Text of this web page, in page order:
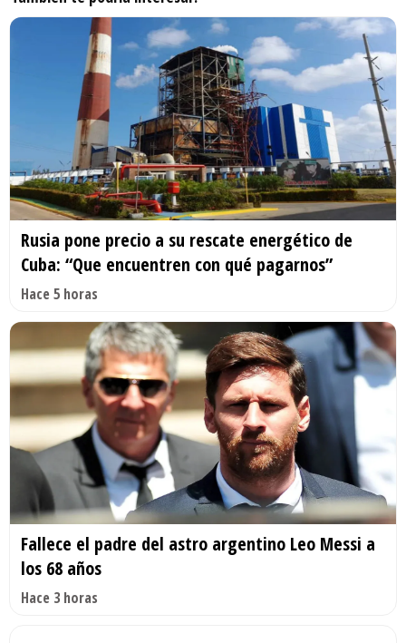
Rusia pone precio a su rescate energético de
Cuba: “Que encuentren con qué pagarnos”
Hace 5 horas
Fallece el padre del astro argentino Leo Messi a
los 68 años
Hace 3 horas